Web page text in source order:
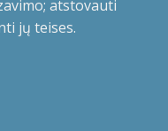
atstovauti
jų teises.